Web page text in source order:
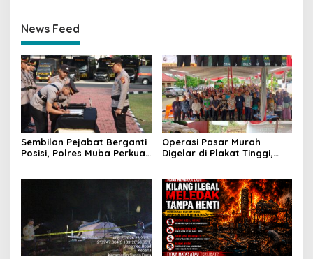
News Feed
Sembilan Pejabat Berganti
Posisi, Polres Muba Perkuat
Operasi Pasar Murah
Digelar di Plakat Tinggi,
Beban Warga